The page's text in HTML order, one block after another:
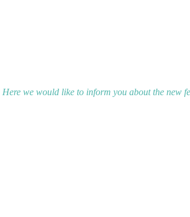
Here we would like to inform you about the new